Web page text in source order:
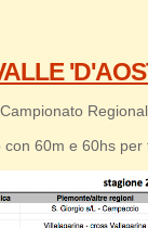
60m e 60hs per